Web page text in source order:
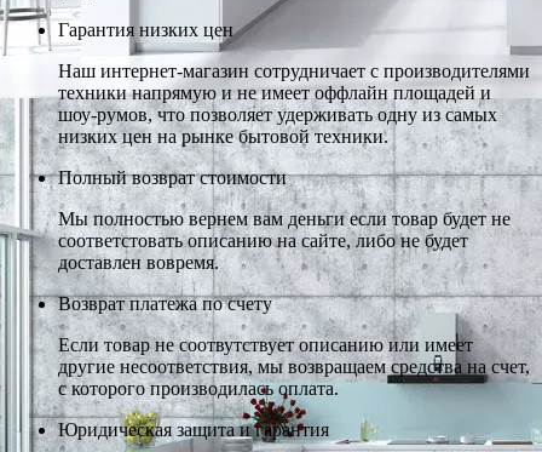
Гарантия низких цен
Наш интернет-магазин сотрудничает с производителями
техники напрямую и не имеет оффлайн площадей и
шоу-румов, что позволяет удерживать одну из самых
низких цен на рынке бытовой техники.
Полный возврат стоимости
Мы полностью вернем вам деньги если товар будет не
соответстовать описанию на сайте, либо не будет
доставлен вовремя.
Возврат платежа по счету
Если товар не соотвутствует описанию или имеет
другие несоответствия, мы возвращаем средства на счет,
с которого производилась оплата.
Юридическая защита и гарантия